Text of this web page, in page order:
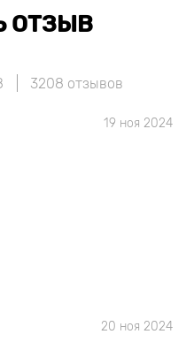
ОТЗЫВ
3208 отзывов
19 ноя 2024
20 ноя 2024